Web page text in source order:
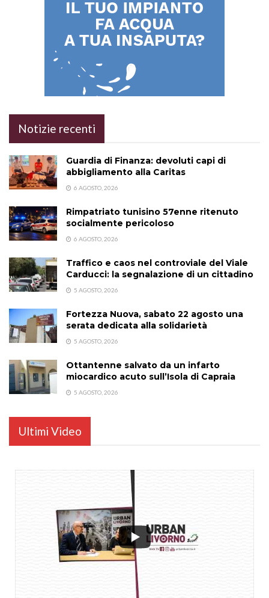
Notizie recenti
Guardia di Finanza: devoluti capi di
abbigliamento alla Caritas
6 AGOSTO, 2026
Rimpatriato tunisino 57enne ritenuto
socialmente pericoloso
6 AGOSTO, 2026
Traffico e caos nel controviale del Viale
Carducci: la segnalazione di un cittadino
5 AGOSTO, 2026
Fortezza Nuova, sabato 22 agosto una
serata dedicata alla solidarietà
5 AGOSTO, 2026
Ottantenne salvato da un infarto
miocardico acuto sull’Isola di Capraia
5 AGOSTO, 2026
Ultimi Video